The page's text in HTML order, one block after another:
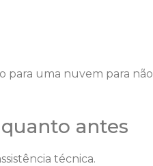
para uma nuvem para não
antes
técnica.